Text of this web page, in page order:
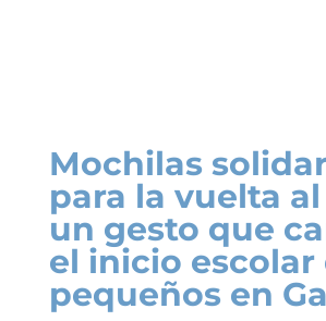
Mochilas
para la vuelta
un gesto que
el inicio escolar
pequeños en